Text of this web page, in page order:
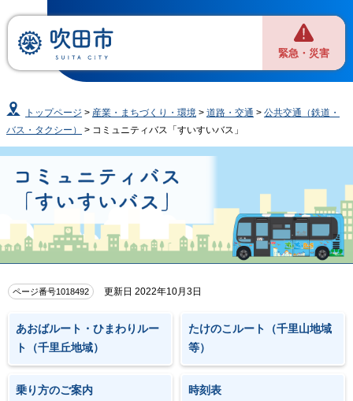
緊急・災害
トップページ > 産業・まちづくり・環境 >道路・交通 >公共交通（鉄道・
バス・タクシー）
> コミュニティバス「すいすいバス」
ページ番号1018492 更新日 2022年10月3日
あおばルート・ひまわりルー
ト（千里丘地域）
たけのこルート（千里山地域
等）
乗り方のご案内 時刻表